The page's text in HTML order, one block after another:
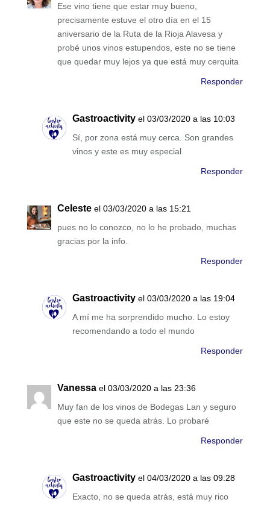
Ese vino tiene que estar muy bueno,
precisamente estuve el otro día en el 15
aniversario de la Ruta de la Rioja Alavesa y
probé unos vinos estupendos, este no se tiene
que quedar muy lejos ya que está muy cerquita
Responder
Gastroactivity el 03/03/2020 a las 10:03
Sí, por zona está muy cerca. Son grandes
vinos y este es muy especial
Responder
Celeste el 03/03/2020 a las 15:21
pues no lo conozco, no lo he probado, muchas
gracias por la info.
Responder
Gastroactivity el 03/03/2020 a las 19:04
A mí me ha sorprendido mucho. Lo estoy
recomendando a todo el mundo
Responder
Vanessa el 03/03/2020 a las 23:36
Muy fan de los vinos de Bodegas Lan y seguro
que este no se queda atrás. Lo probaré
Responder
Gastroactivity el 04/03/2020 a las 09:28
Exacto, no se queda atrás, está muy rico